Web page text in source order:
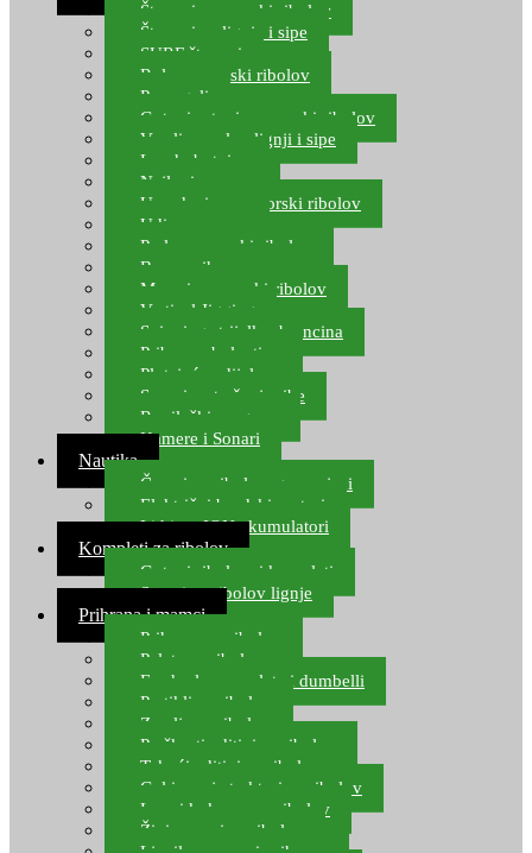
Štapovi za morski ribolov
Štapovi za lignje i sipe
SURF štapovi
Role za morski ribolov
Parangali
Gotovi setovi za morski ribolov
Varalice za lov lignji i sipe
Lov hobotnice
Najloni za more
Upredenice za morski ribolov
Udice za more
Perle za morski ribolov
Brum prihrana za more
Mamci za morski ribolov
Vertical Jigging
Spinning strijelke, brancina
Pribor za bolentino
Plutajuća odijela
Sonari za traženje ribe
Ronilački program
Kamere i Sonari
Nautika
Čamci za ribolov, gumenjaci
Električni brodski motori
Lithium ION akumulatori
Kompleti za ribolov
Gotovi ribolovni kompleti
Setovi za ribolov lignje
Prihrana i mamci
Prihrana za ribolov
Pelete za ribolov
Feeder lovne pelete i dumbelli
Partikli za ribolov
Zemlja za ribolov
Praškasti aditivi za ribolov
Tekući aditivi za ribolov
Gel i sprej atraktori za ribolov
Lovni kukuruz za ribolov
Živi mamci za ribolov